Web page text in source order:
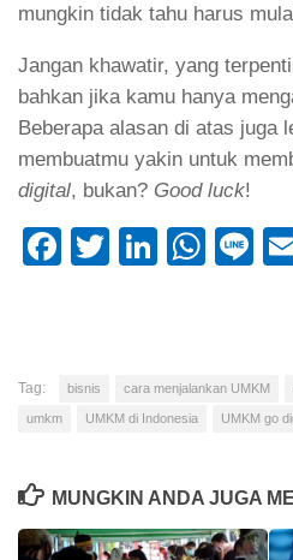
mungkin tidak tahu harus
Jangan khawatir, yang
bahkan jika kamu hanya
Beberapa alasan di atas juga
membuatmu yakin untuk
digital, bukan? Good luck!
Facebook
Twitter
Tag: bisnis cara menjalankan UMKM
umkm UMKM di Indonesia UMKM go
MUNGKIN ANDA JUGA